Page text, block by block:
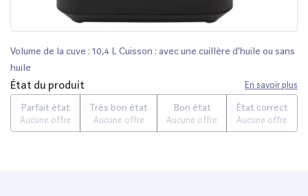
Volume de la cuve : 10,4 L Cuisson : avec une cuillère d'huile ou sans
huile
État du produit En savoir plus
Parfait état
Aucune offre
Très bon état
Aucune offre
Bon état
Aucune offre
État correct
Aucune offre